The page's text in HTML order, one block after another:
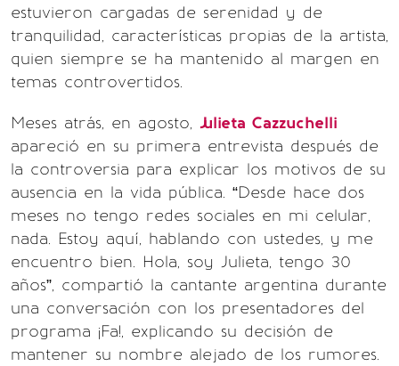
estuvieron cargadas de serenidad y de
tranquilidad, características propias de la artista,
quien siempre se ha mantenido al margen en
temas controvertidos.
Meses atrás, en agosto, Julieta Cazzuchelli
apareció en su primera entrevista después de
la controversia para explicar los motivos de su
ausencia en la vida pública. “Desde hace dos
meses no tengo redes sociales en mi celular,
nada. Estoy aquí, hablando con ustedes, y me
encuentro bien. Hola, soy Julieta, tengo 30
años”, compartió la cantante argentina durante
una conversación con los presentadores del
programa ¡Fa!, explicando su decisión de
mantener su nombre alejado de los rumores.